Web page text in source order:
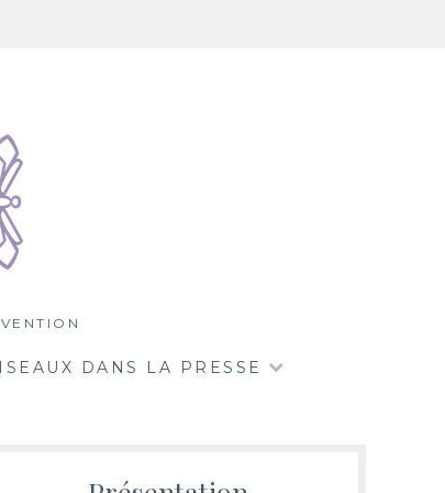
DANS LA PRESSE